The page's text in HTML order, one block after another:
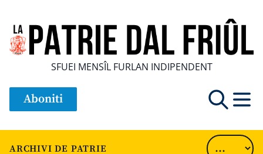
SFUEI MENSÎL FURLAN INDIPENDENT
Aboniti
ARCHIVI DE PATRIE